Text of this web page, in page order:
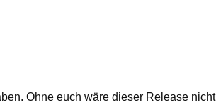
Ohne euch wäre dieser Release nicht